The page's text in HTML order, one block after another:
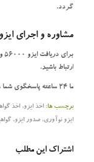
گردد.
مشاوره و اجرای ایزو 56000
ارتباط باشید.
ما 24 ساعته پاسخگوی شما هستیم.
برچسب ها: اخذ ایزو, اخذ گواهینامه
ایزو نوآوری,صدور ایزو,
اشتراک این مطلب